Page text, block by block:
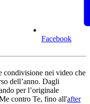
Facebook
condivisione nei video che
dell’anno. Dagli
per l’originale
contro Te, fino all'after